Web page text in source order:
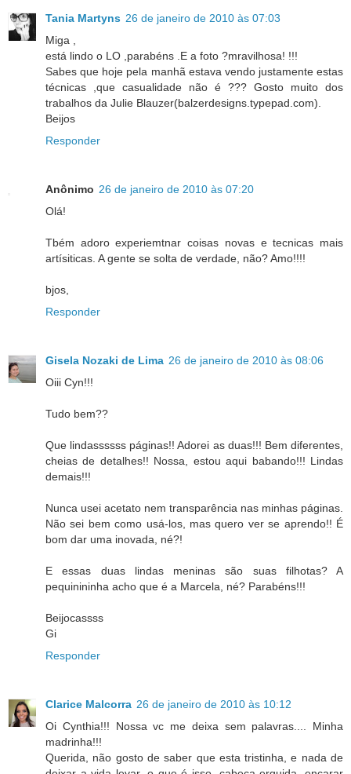
Tania Martyns 26 de janeiro de 2010 às 07:03
Miga ,
está lindo o LO ,parabéns .E a foto ?mravilhosa! !!!
Sabes que hoje pela manhã estava vendo justamente estas
técnicas ,que casualidade não é ??? Gosto muito dos
trabalhos da Julie Blauzer(balzerdesigns.typepad.com).
Beijos
Responder
Anônimo 26 de janeiro de 2010 às 07:20
Olá!
Tbém adoro experiemtnar coisas novas e tecnicas mais
artísiticas. A gente se solta de verdade, não? Amo!!!!
bjos,
Responder
Gisela Nozaki de Lima 26 de janeiro de 2010 às 08:06
Oiii Cyn!!!
Tudo bem??
Que lindassssss páginas!! Adorei as duas!!! Bem diferentes,
cheias de detalhes!! Nossa, estou aqui babando!!! Lindas
demais!!!
Nunca usei acetato nem transparência nas minhas páginas.
Não sei bem como usá-los, mas quero ver se aprendo!! É
bom dar uma inovada, né?!
E essas duas lindas meninas são suas filhotas? A
pequinininha acho que é a Marcela, né? Parabéns!!!
Beijocassss
Gi
Responder
Clarice Malcorra 26 de janeiro de 2010 às 10:12
Oi Cynthia!!! Nossa vc me deixa sem palavras.... Minha
madrinha!!!
Querida, não gosto de saber que esta tristinha, e nada de